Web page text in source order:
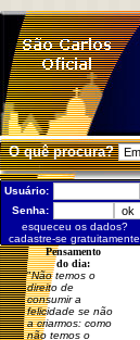
O quê procura?
Usuário:
Senha:
esqueceu os dados?
cadastre-se gratuitamente
Pensamento
do dia:
"Não temos o
direito de
consumir a
felicidade se não
a criarmos: como
não temos o